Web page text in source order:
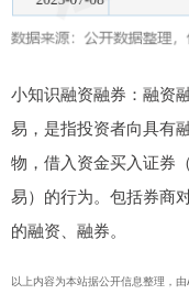
小知识融资融券：融资
易，是指投资者向具有
物，借入资金买入证券
易）的行为。包括券商
的融资、融券。
以上内容为本站据公开信息整理，